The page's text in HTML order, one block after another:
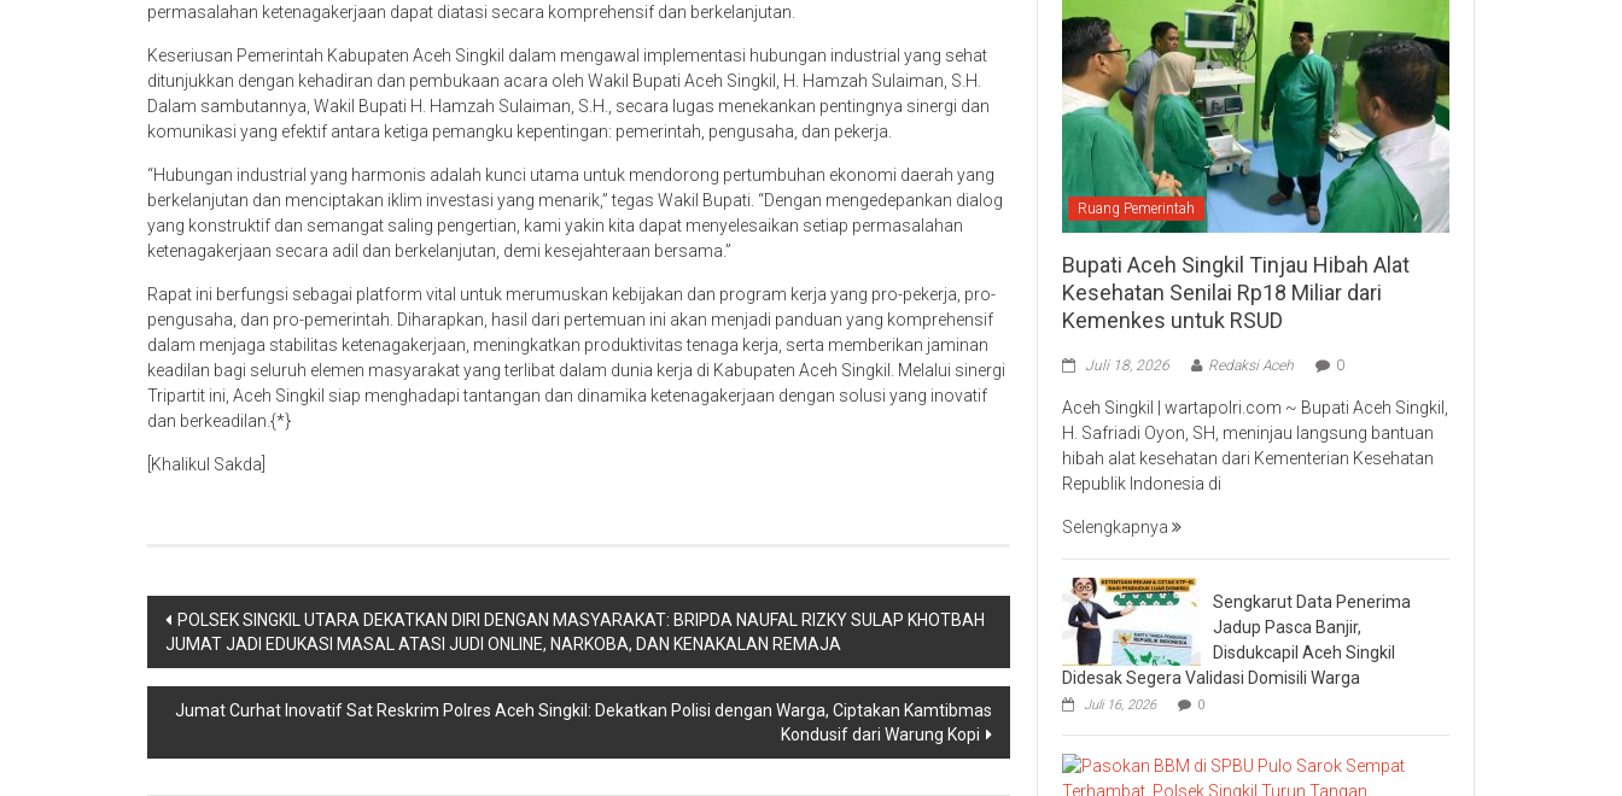
permasalahan ketenagakerjaan dapat diatasi secara komprehensif dan berkelanjutan.
Keseriusan Pemerintah Kabupaten Aceh Singkil dalam mengawal implementasi hubungan industrial yang sehat
ditunjukkan dengan kehadiran dan pembukaan acara oleh Wakil Bupati Aceh Singkil, H. Hamzah Sulaiman, S.H.
Dalam sambutannya, Wakil Bupati H. Hamzah Sulaiman, S.H., secara lugas menekankan pentingnya sinergi dan
komunikasi yang efektif antara ketiga pemangku kepentingan: pemerintah, pengusaha, dan pekerja.
“Hubungan industrial yang harmonis adalah kunci utama untuk mendorong pertumbuhan ekonomi daerah yang
berkelanjutan dan menciptakan iklim investasi yang menarik,” tegas Wakil Bupati. “Dengan mengedepankan dialog
yang konstruktif dan semangat saling pengertian, kami yakin kita dapat menyelesaikan setiap permasalahan
ketenagakerjaan secara adil dan berkelanjutan, demi kesejahteraan bersama.”
Rapat ini berfungsi sebagai platform vital untuk merumuskan kebijakan dan program kerja yang pro-pekerja, pro-
pengusaha, dan pro-pemerintah. Diharapkan, hasil dari pertemuan ini akan menjadi panduan yang komprehensif
dalam menjaga stabilitas ketenagakerjaan, meningkatkan produktivitas tenaga kerja, serta memberikan jaminan
keadilan bagi seluruh elemen masyarakat yang terlibat dalam dunia kerja di Kabupaten Aceh Singkil. Melalui sinergi
Tripartit ini, Aceh Singkil siap menghadapi tantangan dan dinamika ketenagakerjaan dengan solusi yang inovatif
dan berkeadilan.{*}
[Khalikul Sakda]
Navigasi
pos
POLSEK SINGKIL UTARA DEKATKAN DIRI DENGAN MASYARAKAT: BRIPDA NAUFAL RIZKY SULAP KHOTBAH
JUMAT JADI EDUKASI MASAL ATASI JUDI ONLINE, NARKOBA, DAN KENAKALAN REMAJA
Jumat Curhat Inovatif Sat Reskrim Polres Aceh Singkil: Dekatkan Polisi dengan Warga, Ciptakan Kamtibmas
Kondusif dari Warung Kopi
Ruang Pemerintah
Bupati Aceh Singkil Tinjau Hibah Alat
Kesehatan Senilai Rp18 Miliar dari
Kemenkes untuk RSUD
Juli 18, 2026 Redaksi Aceh 0
Aceh Singkil | wartapolri.com ~ Bupati Aceh Singkil,
H. Safriadi Oyon, SH, meninjau langsung bantuan
hibah alat kesehatan dari Kementerian Kesehatan
Republik Indonesia di
Selengkapnya
Sengkarut Data Penerima
Jadup Pasca Banjir,
Disdukcapil Aceh Singkil
Didesak Segera Validasi Domisili Warga
Juli 16, 2026 0